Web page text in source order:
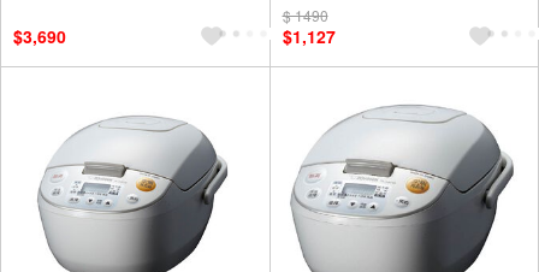
$3,690
$ 1490
$1,127